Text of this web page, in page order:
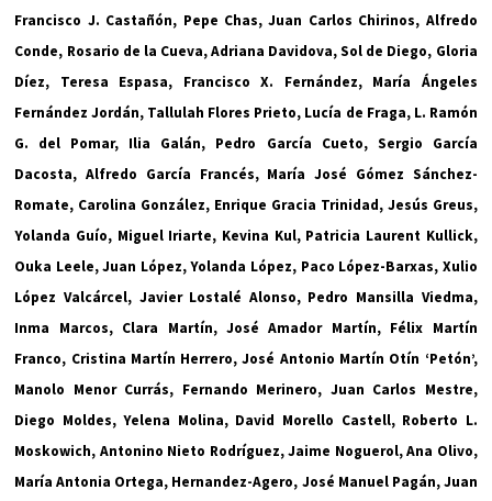
Francisco J. Castañón, Pepe Chas, Juan Carlos Chirinos, Alfredo
Conde, Rosario de la Cueva, Adriana Davidova, Sol de Diego, Gloria
Díez, Teresa Espasa, Francisco X. Fernández, María Ángeles
Fernández Jordán, Tallulah Flores Prieto, Lucía de Fraga, L. Ramón
G. del Pomar, Ilia Galán, Pedro García Cueto, Sergio García
Dacosta, Alfredo García Francés, María José Gómez Sánchez-
Romate, Carolina González, Enrique Gracia Trinidad, Jesús Greus,
Yolanda Guío, Miguel Iriarte, Kevina Kul, Patricia Laurent Kullick,
Ouka Leele, Juan López, Yolanda López, Paco López-Barxas, Xulio
López Valcárcel, Javier Lostalé Alonso, Pedro Mansilla Viedma,
Inma Marcos, Clara Martín, José Amador Martín, Félix Martín
Franco, Cristina Martín Herrero, José Antonio Martín Otín ‘Petón’,
Manolo Menor Currás, Fernando Merinero, Juan Carlos Mestre,
Diego Moldes, Yelena Molina, David Morello Castell, Roberto L.
Moskowich, Antonino Nieto Rodríguez, Jaime Noguerol, Ana Olivo,
María Antonia Ortega, Hernandez-Agero, José Manuel Pagán, Juan